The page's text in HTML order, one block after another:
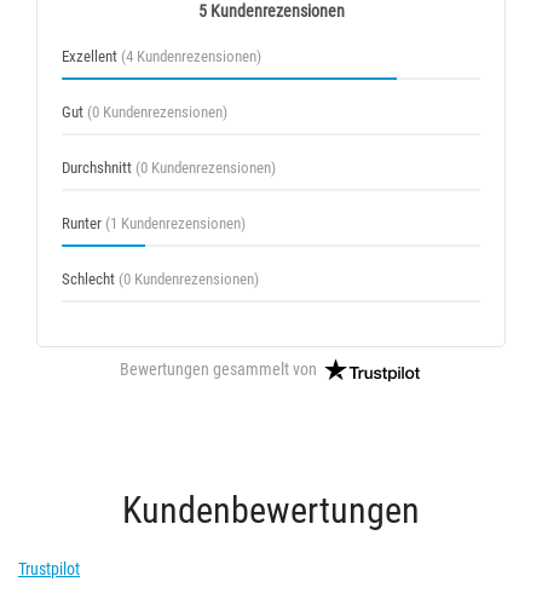
5 Kundenrezensionen
Exzellent (4 Kundenrezensionen)
Gut (0 Kundenrezensionen)
Durchshnitt (0 Kundenrezensionen)
Runter (1 Kundenrezensionen)
Schlecht (0 Kundenrezensionen)
Bewertungen gesammelt von
Kundenbewertungen
Trustpilot